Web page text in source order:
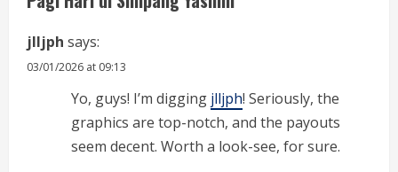
e
a
jlljph says:
03/01/2026 at 09:13
Yo, guys! I’m digging jlljph! Seriously, the
graphics are top-notch, and the payouts
seem decent. Worth a look-see, for sure.